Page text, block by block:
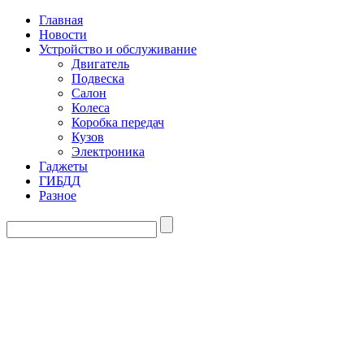
Главная
Новости
Устройство и обслуживание
Двигатель
Подвеска
Салон
Колеса
Коробка передач
Кузов
Электроника
Гаджеты
ГИБДД
Разное